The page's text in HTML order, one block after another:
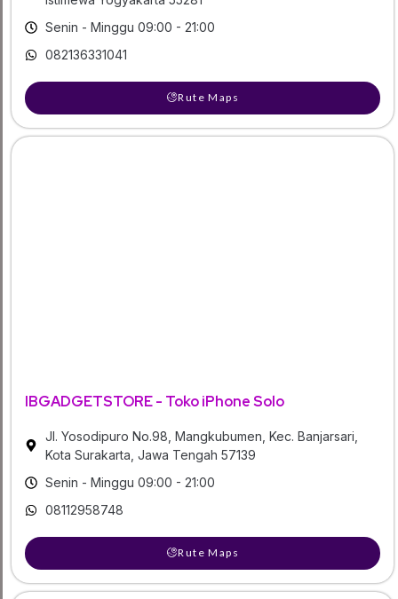
Senin - Minggu 09:00 - 21:00
082136331041
Rute Maps
IBGADGETSTORE - Toko iPhone Solo
Jl. Yosodipuro No.98, Mangkubumen, Kec. Banjarsari,
Kota Surakarta, Jawa Tengah 57139
Senin - Minggu 09:00 - 21:00
08112958748
Rute Maps